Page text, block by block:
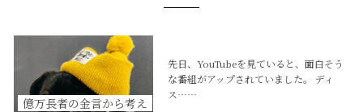
億万長者の金言から考え
先日、YouTubeを見ていると、面白そう
な番組がアップされていました。 ディ
ス……